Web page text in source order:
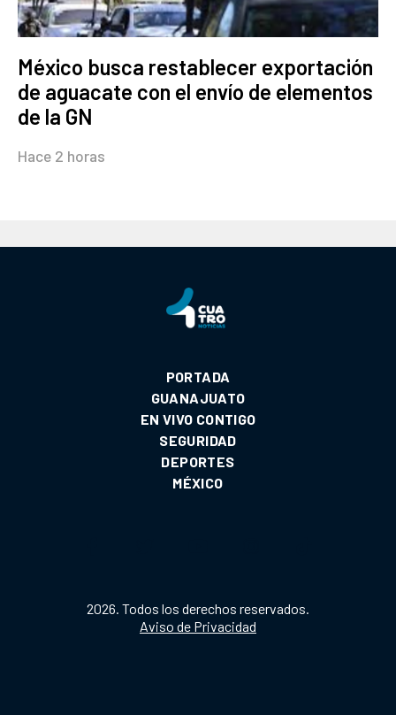
México busca restablecer exportación
de aguacate con el envío de elementos
de la GN
Hace 2 horas
PORTADA
GUANAJUATO
EN VIVO CONTIGO
SEGURIDAD
DEPORTES
MÉXICO
2026. Todos los derechos reservados.
Aviso de Privacidad